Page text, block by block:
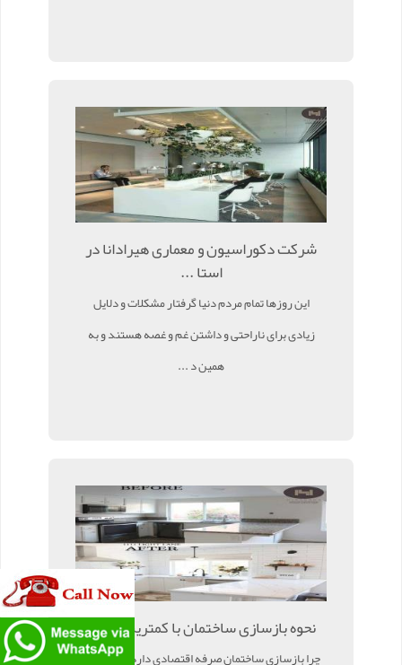
شرکت دکوراسیون و معماری هیرادانا در
استا ...
این روزها تمام مردم دنیا گرفتار مشکلات و دلایل
زیادی برای ناراحتی و داشتن غم و غصه هستند و به
همین د ...
نحوه بازسازی ساختمان با کمترین هزینه
چرا بازسازی ساختمان صرفه اقتصادی دارد ؟ بازسازی